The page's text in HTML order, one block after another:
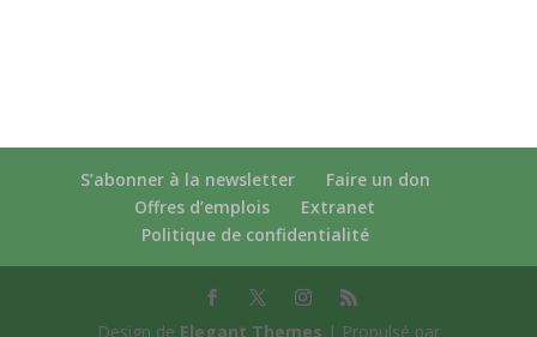
S’abonner à la newsletter
Faire un don
Offres d’emplois
Extranet
Politique de confidentialité
Design de Elegant Themes | Propulsé par